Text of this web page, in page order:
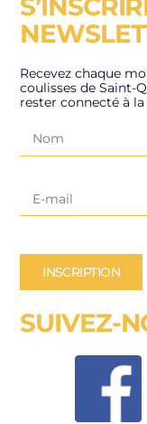
Recevez chaque
coulisses de Saint-
rester connecté à
INSCRIPTION
SUIVEZ-